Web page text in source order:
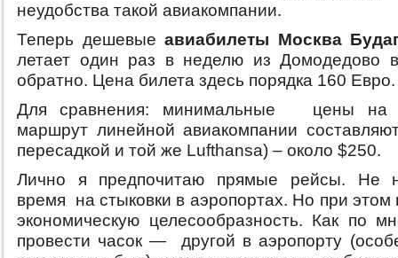
неудобства такой авиакомпании.
Теперь дешевыеавиабилеты Москва
летает один раз в неделю из Домодедово
обратно. Цена билета здесь порядка 160 Евро.
Для сравнения: минимальные цены на
маршрут линейной авиакомпании
пересадкой и той же Lufthansa) – около $250.
Лично я предпочитаю прямые рейсы. Не
время на стыковки в аэропортах. Но при
экономическую целесообразность. Как по
провести часок — другой в аэропорту